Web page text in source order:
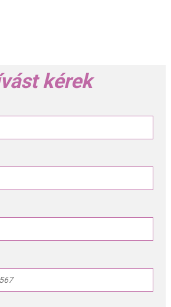
kérek